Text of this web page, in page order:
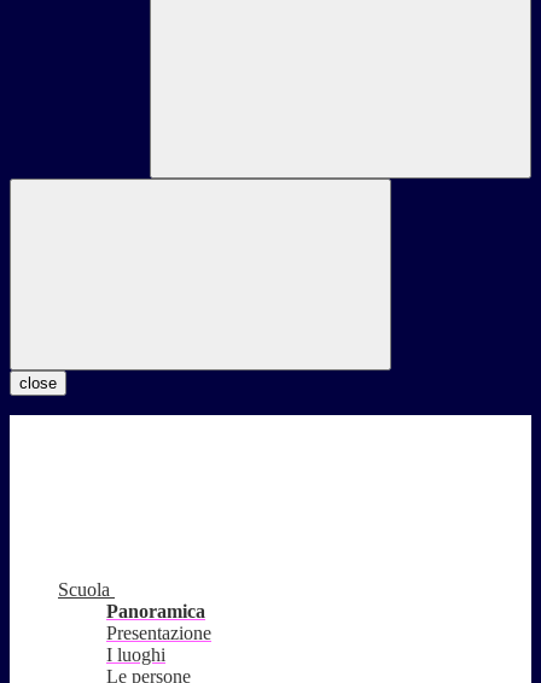
close
Scuola
Panoramica
Presentazione
I luoghi
Le persone